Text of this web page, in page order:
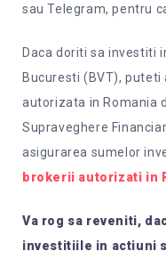
sau Telegram, pentru
Daca doriti sa investiti
Bucuresti (BVT),
autorizata in Romania
Supraveghere
asigurarea sumelor
brokerii autorizati in
Va rog sa reveniti,
investitiile in actiuni